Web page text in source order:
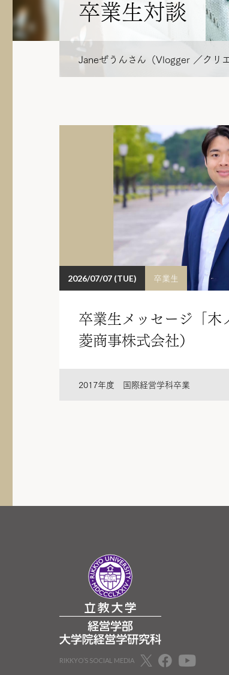
卒業生対談
Janeぜうんさん（Vlogger ／クリ
2026/07/07 (TUE) 卒業生
卒業生メッセージ「
菱商事株式会社）
2017年度 国際経営学科卒業
RIKKYO’S SOCIAL MEDIA